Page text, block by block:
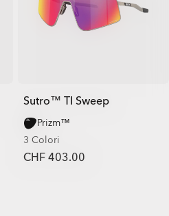
Sutro™ TI Sweep
Prizm™
3 Colori
CHF 403.00